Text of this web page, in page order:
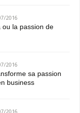
2016
ou la passion de
2016
sa passion
business
2016